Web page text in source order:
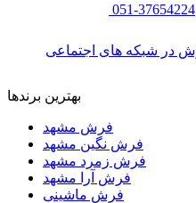
051-37654224
بهترین برندها
فرش مشهد
فرش نگین مشهد
فرش زمرد مشهد
فرش آرا مشهد
فرش ماشینی